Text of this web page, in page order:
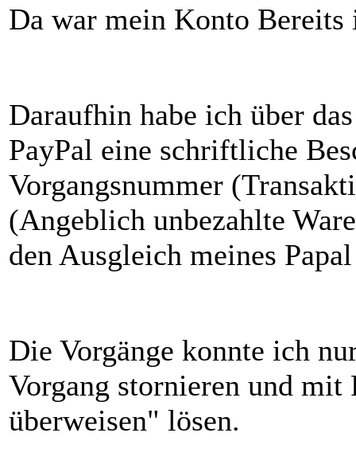
Da war mein Konto
Daraufhin habe ich über
PayPal eine schriftliche
Vorgangsnummer
(Angeblich unbezahlte
den Ausgleich meines
Die Vorgänge konnte ich
Vorgang stornieren und mit
überweisen" lösen.